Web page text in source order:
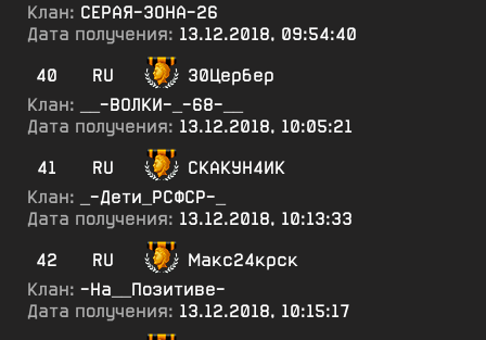
Клан: СЕРАЯ-ЗОНА-26
Дата получения: 13.12.2018, 09:54:40
40
RU
30Цербер
Клан:
__-ВОЛКИ-_-68-__
Дата получения: 13.12.2018, 10:05:21
41
RU
СКАКУН4ИК
Клан:
_-Дети_РСФСР-_
Дата получения: 13.12.2018, 10:13:33
42
RU
Макс24крск
Клан: -На__Позитиве-
Дата получения: 13.12.2018, 10:15:17